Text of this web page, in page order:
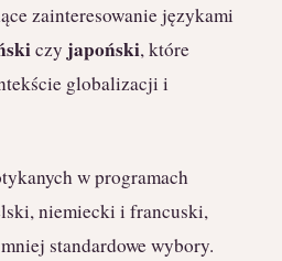
zainteresowanie językami
czy japoński, które
globalizacji i
w programach
niemiecki i francuski,
standardowe wybory.